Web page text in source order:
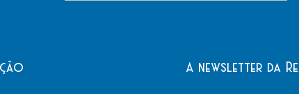
A newsletter da